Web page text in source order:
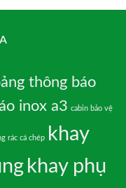
thông báo
inox a3 cabin bảo vệ
rác cá chép
khay
khay phụ